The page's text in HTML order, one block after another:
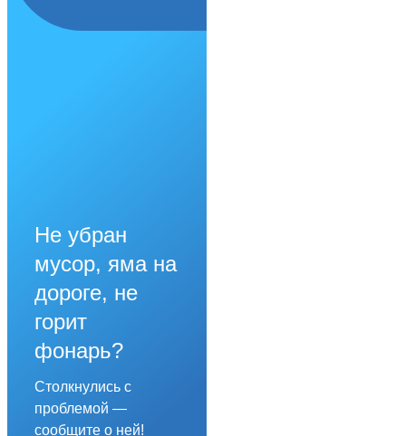
Не убран
мусор, яма на
дороге, не
горит
фонарь?
Столкнулись с
проблемой —
сообщите о ней!